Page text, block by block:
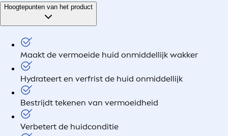
Hoogtepunten van het product
Maakt de vermoeide huid onmiddellijk wakker
Hydrateert en verfrist de huid onmiddellijk
Bestrijdt tekenen van vermoeidheid
Verbetert de huidconditie